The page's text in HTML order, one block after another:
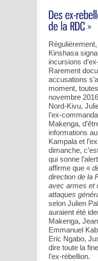
Kinshasa
incursions
Rarement
accusations
moment,
novembre
Nord-Kivu,
l’ex-
Makenga,
informations
Kampala et
dimanche,
qui sonne
affirme que «
direction de la
avec armes et
attaques
selon Julien
auraient été
Makenga,
Emmanuel
Eric Ngabo,
dire toute la
l’ex-rébellion.